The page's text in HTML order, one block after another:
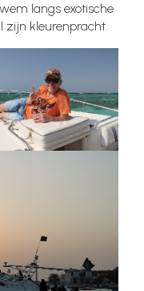
langs exotische
zijn kleurenpracht.